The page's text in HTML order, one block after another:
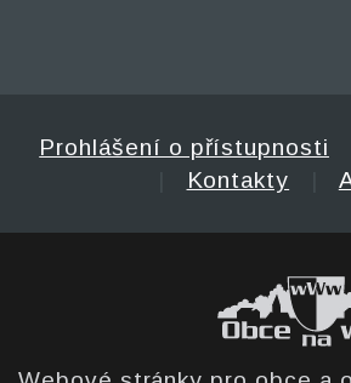
Prohlášení o přístupnosti
Kontakty